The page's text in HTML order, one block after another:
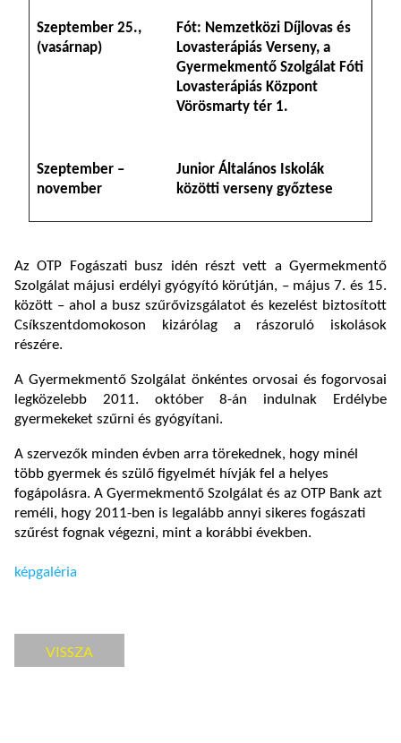
Szeptember 25.,
(vasárnap)
Fót: Nemzetközi Díjlovas és
Lovasterápiás Verseny, a
Gyermekmentő Szolgálat Fóti
Lovasterápiás Központ
Vörösmarty tér 1.
Szeptember –
november
Junior Általános Iskolák
közötti verseny győztese
Az OTP Fogászati busz idén részt vett a Gyermekmentő
Szolgálat májusi erdélyi gyógyító körútján, – május 7. és 15.
között – ahol a busz szűrővizsgálatot és kezelést biztosított
Csíkszentdomokoson kizárólag a rászoruló iskolások
részére.
A Gyermekmentő Szolgálat önkéntes orvosai és fogorvosai
legközelebb 2011. október 8-án indulnak Erdélybe
gyermekeket szűrni és gyógyítani.
A szervezők minden évben arra törekednek, hogy minél
több gyermek és szülő figyelmét hívják fel a helyes
fogápolásra. A Gyermekmentő Szolgálat és az OTP Bank azt
reméli, hogy 2011-ben is legalább annyi sikeres fogászati
szűrést fognak végezni, mint a korábbi években.
képgaléria
VISSZA